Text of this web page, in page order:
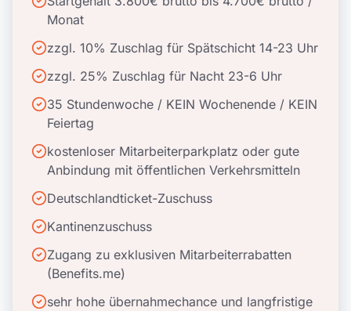
Monat
zzgl. 10% Zuschlag für Spätschicht 14-23 Uhr
zzgl. 25% Zuschlag für Nacht 23-6 Uhr
35 Stundenwoche / KEIN Wochenende / KEIN
Feiertag
kostenloser Mitarbeiterparkplatz oder gute
Anbindung mit öffentlichen Verkehrsmitteln
Deutschlandticket-Zuschuss
Kantinenzuschuss
Zugang zu exklusiven Mitarbeiterrabatten
(Benefits.me)
sehr hohe übernahmechance und langfristige